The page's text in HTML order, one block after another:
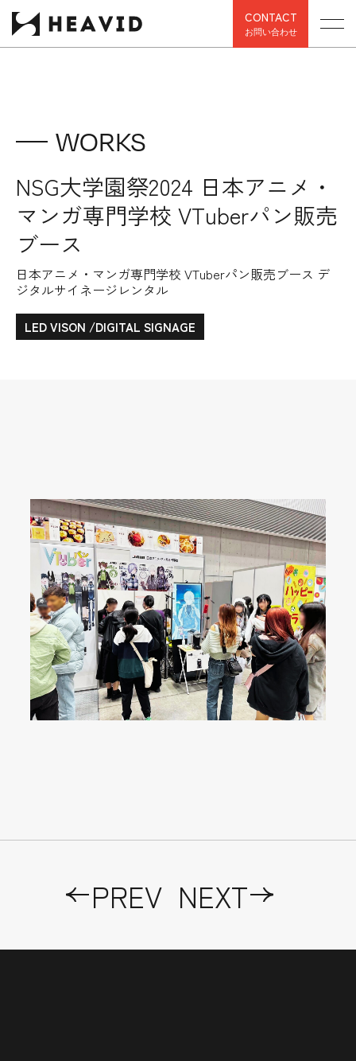
CONTACT
お問い合わせ
WORKS
NSG大学園祭2024 日本アニメ・
マンガ専門学校 VTuberパン販売
ブース
日本アニメ・マンガ専門学校 VTuberパン販売ブース デ
ジタルサイネージレンタル
LED VISON /DIGITAL SIGNAGE
PREV NEXT